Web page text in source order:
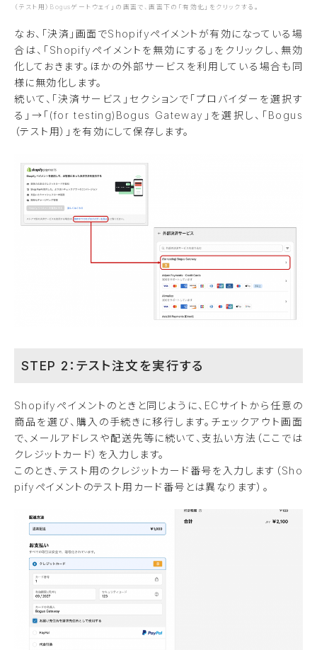
（テスト用）Bogusゲートウェイ」の画面で、画面下の「有効化」をクリックする。
なお、「決済」画面でShopifyペイメントが有効になっている場
合は、「Shopifyペイメントを無効にする」をクリックし、無効
化しておきます。ほかの外部サービスを利用している場合も同
様に無効化します。
続いて、「決済サービス」セクションで「プロバイダーを選択す
る」→「(for testing)Bogus Gateway」を選択し、「Bogus
（テスト用）」を有効にして保存します。
STEP 2：テスト注文を実行する
Shopifyペイメントのときと同じように、ECサイトから任意の
商品を選び、購入の手続きに移行します。チェックアウト画面
で、メールアドレスや配送先等に続いて、支払い方法（ここでは
クレジットカード）を入力します。
このとき、テスト用のクレジットカード番号を入力します（Sho
pifyペイメントのテスト用カード番号とは異なります）。